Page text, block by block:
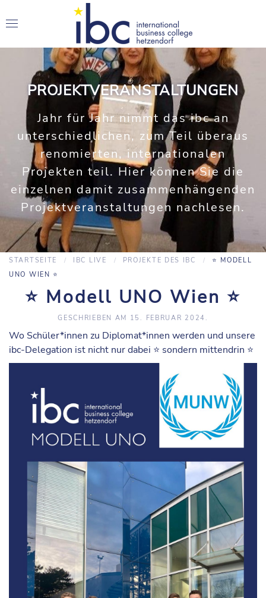
PROJEKTVERANSTALTUNGEN
Jahr für Jahr nimmt das ibc an
unterschiedlichen, zum Teil überaus
renomierten, internationalen
Projekten teil. Hier können Sie die
einzelnen damit zusammenhängenden
Projektveranstaltungen nachlesen.
STARTSEITE IBC LIVE PROJEKTE DES IBC
⭐️ MODELL
UNO WIEN ⭐️
⭐️ Modell UNO Wien ⭐️
GESCHRIEBEN AM 15. FEBRUAR 2024 .
Wo Schüler*innen zu Diplomat*innen werden und unsere
ibc-Delegation ist nicht nur dabei ⭐️ sondern mittendrin ⭐️